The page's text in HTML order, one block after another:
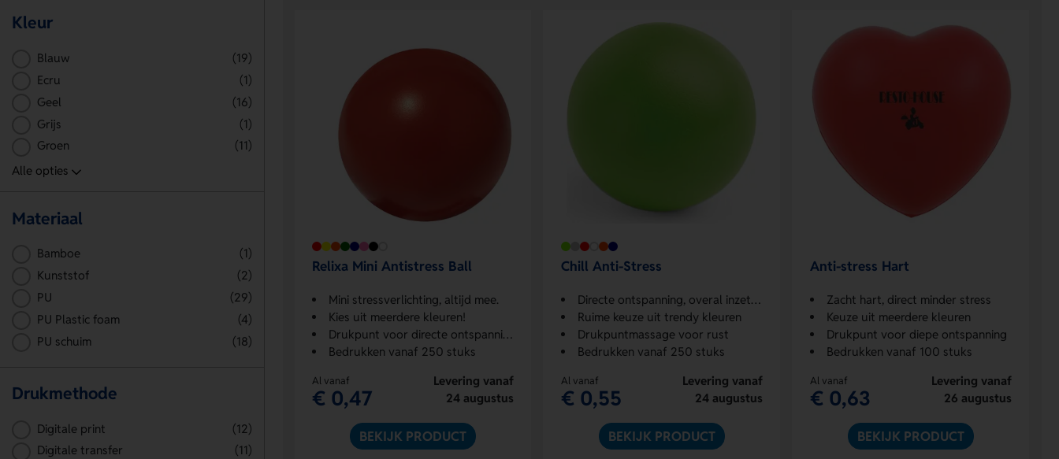
Relixa Mini Antistress Ball
Mini stressverlichting, altijd mee.
Kies uit meerdere kleuren!
Drukpunt voor directe ontspanning
Bedrukken vanaf 250 stuks
Al vanaf
€ 0,47
Levering vanaf
24 augustus
BEKIJK PRODUCT
Chill Anti-Stress
Directe ontspanning, overal inzetbaar
Ruime keuze uit trendy kleuren
Drukpuntmassage voor rust
Bedrukken vanaf 250 stuks
Al vanaf
€ 0,55
Levering vanaf
24 augustus
BEKIJK PRODUCT
Anti-stress Hart
Zacht hart, direct minder stress
Keuze uit meerdere kleuren
Drukpunt voor diepe ontspanning
Bedrukken vanaf 100 stuks
Al vanaf
€ 0,63
Levering vanaf
26 augustus
BEKIJK PRODUCT
Kleur
Blauw
(19)
Ecru
(1)
Geel
(16)
Grijs
(1)
Groen
(11)
Materiaal
Bamboe
(1)
Kunststof
(2)
PU
(29)
PU Plastic foam
(4)
PU schuim
(18)
Drukmethode
Digitale print
(12)
Digitale transfer
(11)